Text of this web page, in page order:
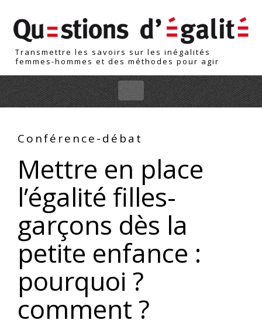
main
contentTransmettre les savoirs sur les inégalités
femmes-hommes et des méthodes pour agir
Conférence-débat
Mettre en place
l’égalité filles-
garçons dès la
petite enfance :
pourquoi ?
comment ?